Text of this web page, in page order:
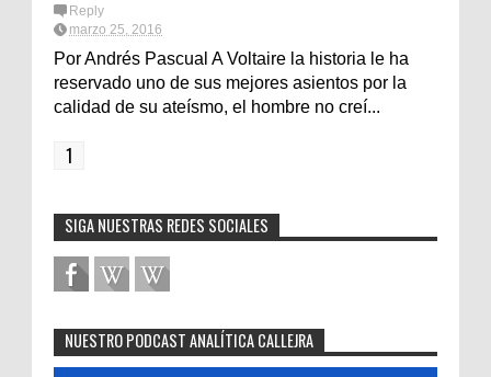
Reply
marzo 25, 2016
Por Andrés Pascual A Voltaire la historia le ha
reservado uno de sus mejores asientos por la
calidad de su ateísmo, el hombre no creí...
1
SIGA NUESTRAS REDES SOCIALES
NUESTRO PODCAST ANALÍTICA CALLEJRA